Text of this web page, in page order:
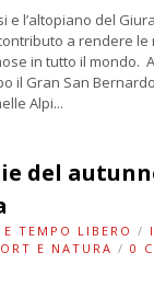
e l’altopiano del
a rendere le
in tutto il mondo.
il Gran San
Alpi...
del
E TEMPO LIBERO /
E NATURA / 0